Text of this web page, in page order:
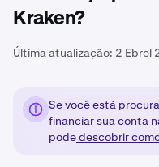
Kraken?
Última atualização: 2 Ebrel
Se você está
financiar sua conta
podedescobrir